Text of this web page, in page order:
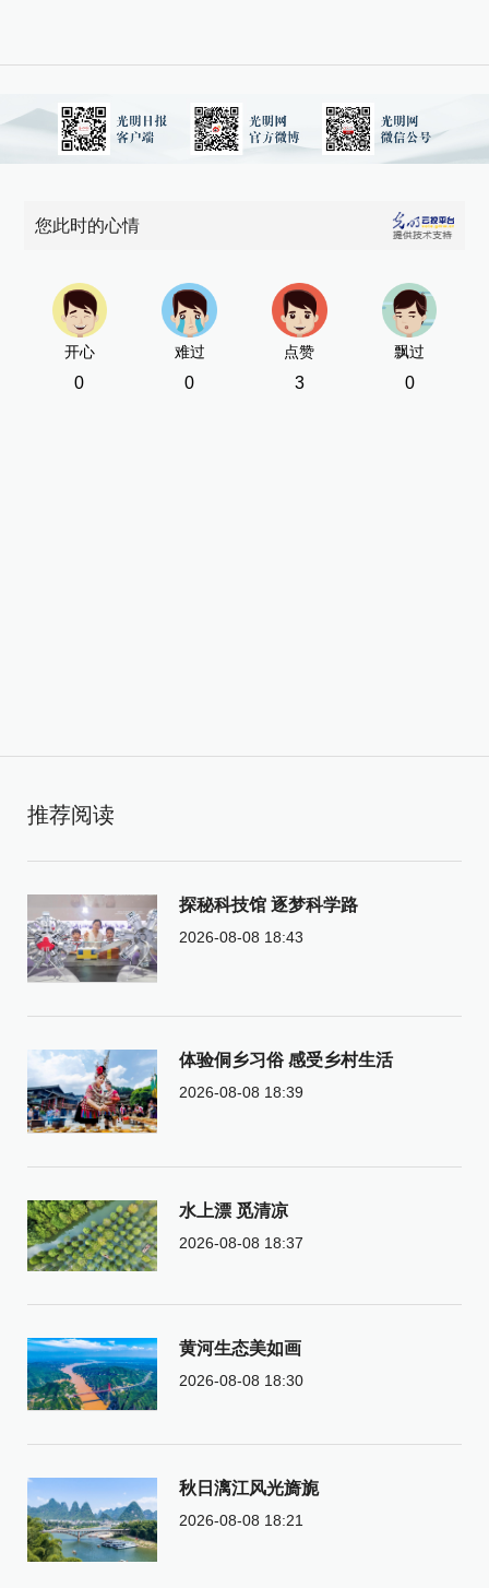
您此时的心情
开心
0
难过
0
点赞
3
飘过
0
推荐阅读
探秘科技馆 逐梦科学路
2026-08-08 18:43
体验侗乡习俗 感受乡村生活
2026-08-08 18:39
水上漂 觅清凉
2026-08-08 18:37
黄河生态美如画
2026-08-08 18:30
秋日漓江风光旖旎
2026-08-08 18:21